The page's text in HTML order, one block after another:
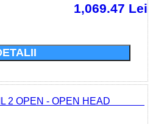
1,069.47 Lei